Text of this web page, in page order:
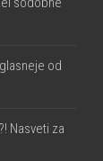
od
Nasveti za